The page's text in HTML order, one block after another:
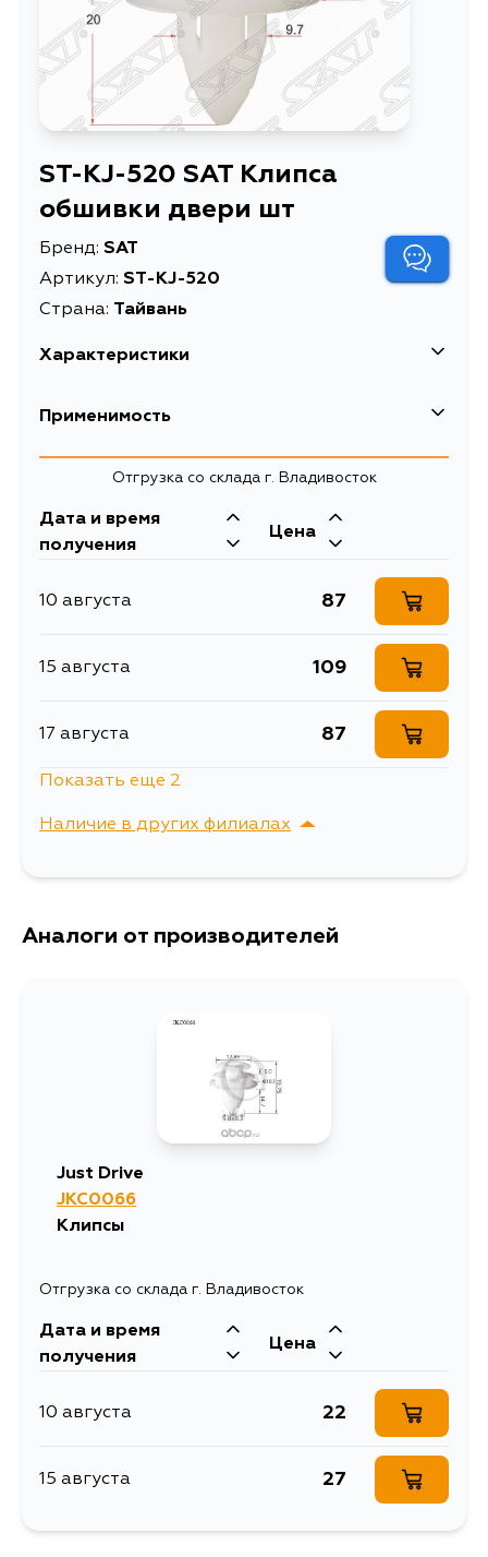
ST-KJ-520 SAT Клипса
обшивки двери шт
Бренд: SAT
Артикул: ST-KJ-520
Страна: Тайвань
Характеристики
Описание
Расширенное описание
Клипса обшивки двери
Применимость
Отгрузка со склада г. Владивосток
Дата и время
получения
Цена
10 августа 87
15 августа 109
17 августа 87
Показать еще 2
Наличие в других филиалах
г. Владивосток,
Аналоги от производителей
Just Drive
JKC0066
Клипсы
Отгрузка со склада г. Владивосток
Дата и время
получения
Цена
10 августа 22
15 августа 27